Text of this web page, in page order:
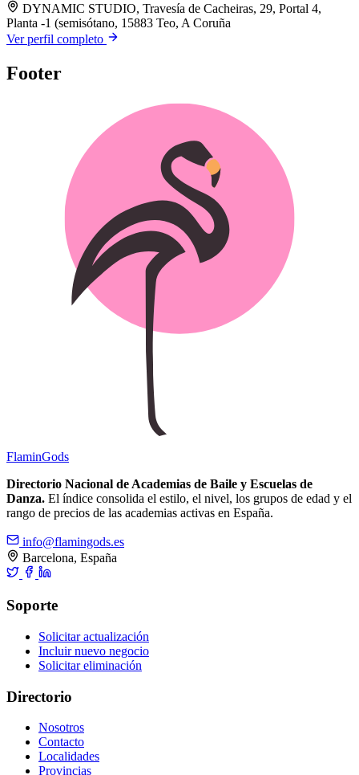
DYNAMIC STUDIO, Travesía de Cacheiras, 29, Portal 4,
Planta -1 (semisótano, 15883 Teo, A Coruña
Ver perfil completo
Footer
FlaminGods
Directorio Nacional de Academias de Baile y Escuelas de
Danza. El índice consolida el estilo, el nivel, los grupos de edad y el
rango de precios de las academias activas en España.
info@flamingods.es
Barcelona, España
Soporte
Solicitar actualización
Incluir nuevo negocio
Solicitar eliminación
Directorio
Nosotros
Contacto
Localidades
Provincias